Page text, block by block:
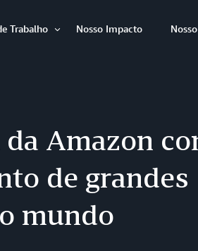
Trabalho
Nosso Impacto
Amazon
de grandes
mundo